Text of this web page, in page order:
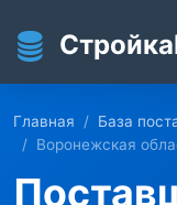
Главная База
Воронежская